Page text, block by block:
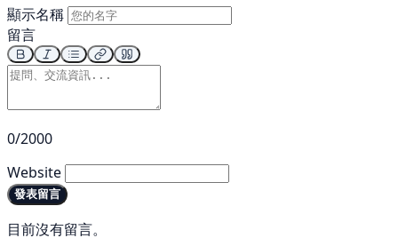
顯示名稱
留言
0/2000
Website
發表留言
目前沒有留言。